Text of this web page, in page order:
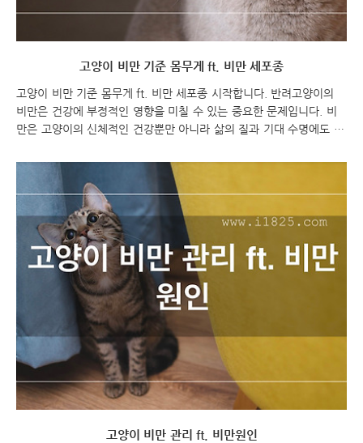
고양이 비만 기준 몸무게 ft. 비만 세포종
고양이 비만 기준 몸무게 ft. 비만 세포종 시작합니다. 반려고양이의
비만은 건강에 부정적인 영향을 미칠 수 있는 중요한 문제입니다. 비
만은 고양이의 신체적인 건강뿐만 아니라 삶의 질과 기대 수명에도 영
비만에 대한 주의와 관심이 필요합니다. 고양이의 비만에 대한 주의사
항은 다양하게 있을 수 있습니다. 비만 예방, 비만 관리, 비만으로부터
의 회복 등 다양한 측면에서 고려해야 할 사항들이 있습니다. 비만에
대한 주의사항을 알고 적절한 관리를 해주는 것이 고양이의 건강을 보
호하고, 비만 관련 문제를 예방하는데 도움이 될 것입니다. 이번 포스
팅에서는 고양이 비만 시 주의사항에 대해 다루어보겠습니다. 고양이
의 비만에 대한 주의사항을 알고, 비만..
고양이 비만 관리 ft. 비만원인